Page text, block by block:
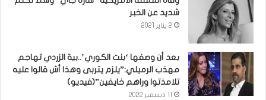
شديد عن الخبر
2 يناير 2021
بعد أن وصفها ‘بنت الكوري’..بية الزردي تهاجم
مهذب الرميلي:”يلزم يتربى وهذا أش قالوا عليه
تلامذتوا وراهم خايفين”(فيديو)